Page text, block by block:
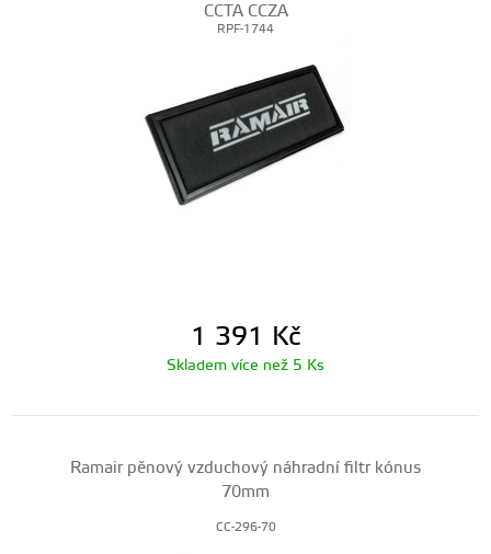
CCTA CCZA
RPF-1744
1 391 Kč
Skladem více než 5 Ks
Ramair pěnový vzduchový náhradní filtr kónus
70mm
CC-296-70